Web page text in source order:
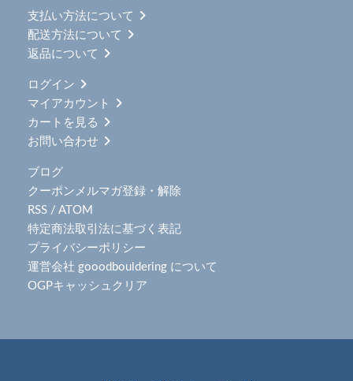
支払い方法について
配送方法について
返品について
ログイン
マイアカウント
カートを見る
お問い合わせ
ブログ
クーポンメルマガ登録・解除
RSS / ATOM
特定商法取引法に基づく表記
プライバシーポリシー
運営会社 gooodbouldering について
OGPキャッシュクリア